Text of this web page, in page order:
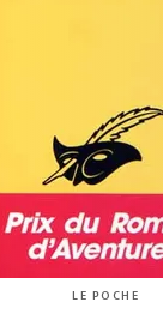
LE POCHE